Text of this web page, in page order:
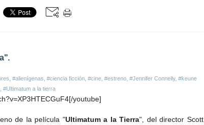
#alienígenas #ciencia ficción #cine #estreno #Jennifer Connelly, #keune
#Ultimatum a la tierra
youtube]
de la película "Ultimatum a la Tierra", del director Scott